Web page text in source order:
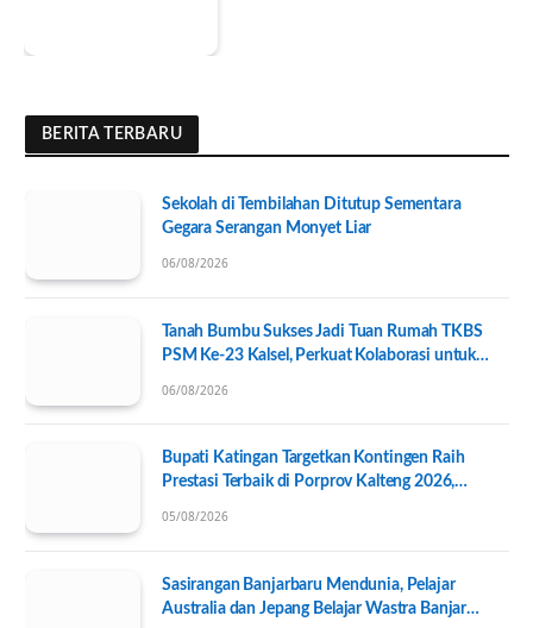
BERITA TERBARU
Sekolah di Tembilahan Ditutup Sementara
Gegara Serangan Monyet Liar
06/08/2026
Tanah Bumbu Sukses Jadi Tuan Rumah TKBS
PSM Ke-23 Kalsel, Perkuat Kolaborasi untuk
06/08/2026
Bupati Katingan Targetkan Kontingen Raih
Prestasi Terbaik di Porprov Kalteng 2026,
05/08/2026
Sasirangan Banjarbaru Mendunia, Pelajar
Australia dan Jepang Belajar Wastra Banjar